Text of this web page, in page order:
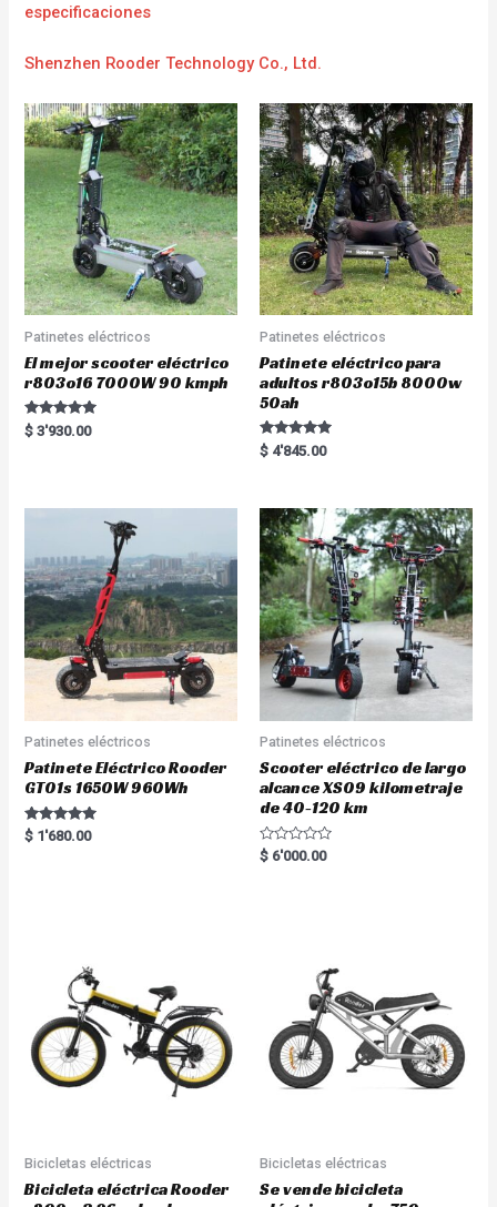
especificaciones
Shenzhen Rooder Technology Co., Ltd.
Patinetes eléctricos
El mejor scooter eléctrico
r803o16 7000W 90 kmph
Rated
5.00
$ 3'930.00
Patinetes eléctricos
Patinete eléctrico para
adultos r803o15b 8000w
50ah
Rated
5.00
$ 4'845.00
Patinetes eléctricos
Patinete Eléctrico Rooder
GT01s 1650W 960Wh
Rated
5.00
$ 1'680.00
Patinetes eléctricos
Scooter eléctrico de largo
alcance XS09 kilometraje
de 40-120 km
R
a
$ 6'000.00
Bicicletas eléctricas
Bicicleta eléctrica Rooder
Bicicletas eléctricas
Se vende bicicleta